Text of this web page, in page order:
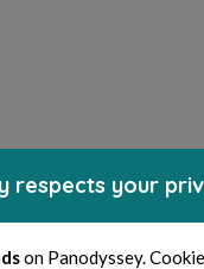
respects your
on Panodyssey.